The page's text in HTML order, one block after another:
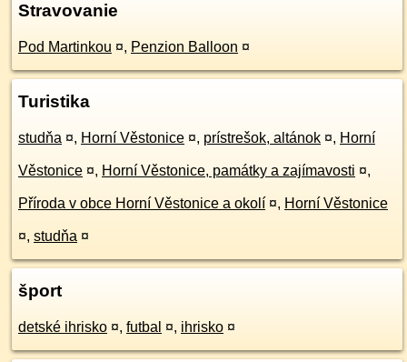
Stravovanie
Pod Martinkou ¤, Penzion Balloon ¤
Turistika
studňa ¤, Horní Věstonice ¤, prístrešok, altánok ¤, Horní
Věstonice ¤, Horní Věstonice, památky a zajímavosti ¤,
Příroda v obce Horní Věstonice a okolí ¤, Horní Věstonice
¤, studňa ¤
šport
detské ihrisko ¤, futbal ¤, ihrisko ¤